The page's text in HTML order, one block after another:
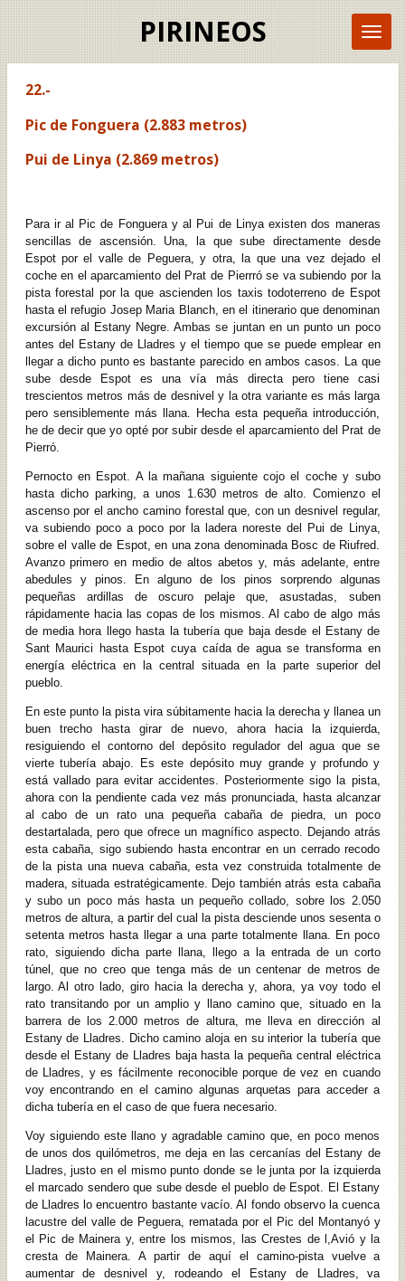
PIRINEOS
22.-
Pic de Fonguera (2.883 metros)
Pui de Linya (2.869 metros)
Para ir al Pic de Fonguera y al Pui de Linya existen dos maneras
sencillas de ascensión. Una, la que sube directamente desde
Espot por el valle de Peguera, y otra, la que una vez dejado el
coche en el aparcamiento del Prat de Pierrró se va subiendo por la
pista forestal por la que ascienden los taxis todoterreno de Espot
hasta el refugio Josep Maria Blanch, en el itinerario que denominan
excursión al Estany Negre. Ambas se juntan en un punto un poco
antes del Estany de Lladres y el tiempo que se puede emplear en
llegar a dicho punto es bastante parecido en ambos casos. La que
sube desde Espot es una vía más directa pero tiene casi
trescientos metros más de desnivel y la otra variante es más larga
pero sensiblemente más llana. Hecha esta pequeña introducción,
he de decir que yo opté por subir desde el aparcamiento del Prat de
Pierró.
Pernocto en Espot. A la mañana siguiente cojo el coche y subo
hasta dicho parking, a unos 1.630 metros de alto. Comienzo el
ascenso por el ancho camino forestal que, con un desnivel regular,
va subiendo poco a poco por la ladera noreste del Pui de Linya,
sobre el valle de Espot, en una zona denominada Bosc de Riufred.
Avanzo primero en medio de altos abetos y, más adelante, entre
abedules y pinos. En alguno de los pinos sorprendo algunas
pequeñas ardillas de oscuro pelaje que, asustadas, suben
rápidamente hacia las copas de los mismos. Al cabo de algo más
de media hora llego hasta la tubería que baja desde el Estany de
Sant Maurici hasta Espot cuya caída de agua se transforma en
energía eléctrica en la central situada en la parte superior del
pueblo.
En este punto la pista vira súbitamente hacia la derecha y llanea un
buen trecho hasta girar de nuevo, ahora hacia la izquierda,
resiguiendo el contorno del depósito regulador del agua que se
vierte tubería abajo. Es este depósito muy grande y profundo y
está vallado para evitar accidentes. Posteriormente sigo la pista,
ahora con la pendiente cada vez más pronunciada, hasta alcanzar
al cabo de un rato una pequeña cabaña de piedra, un poco
destartalada, pero que ofrece un magnífico aspecto. Dejando atrás
esta cabaña, sigo subiendo hasta encontrar en un cerrado recodo
de la pista una nueva cabaña, esta vez construida totalmente de
madera, situada estratégicamente. Dejo también atrás esta cabaña
y subo un poco más hasta un pequeño collado, sobre los 2.050
metros de altura, a partir del cual la pista desciende unos sesenta o
setenta metros hasta llegar a una parte totalmente llana. En poco
rato, siguiendo dicha parte llana, llego a la entrada de un corto
túnel, que no creo que tenga más de un centenar de metros de
largo. Al otro lado, giro hacia la derecha y, ahora, ya voy todo el
rato transitando por un amplio y llano camino que, situado en la
barrera de los 2.000 metros de altura, me lleva en dirección al
Estany de Lladres. Dicho camino aloja en su interior la tubería que
desde el Estany de Lladres baja hasta la pequeña central eléctrica
de Lladres, y es fácilmente reconocible porque de vez en cuando
voy encontrando en el camino algunas arquetas para acceder a
dicha tubería en el caso de que fuera necesario.
Voy siguiendo este llano y agradable camino que, en poco menos
de unos dos quilómetros, me deja en las cercanías del Estany de
Lladres, justo en el mismo punto donde se le junta por la izquierda
el marcado sendero que sube desde el pueblo de Espot. El Estany
de Lladres lo encuentro bastante vacío. Al fondo observo la cuenca
lacustre del valle de Peguera, rematada por el Pic del Montanyó y
el Pic de Mainera y, entre los mismos, las Crestes de l,Avió y la
cresta de Mainera. A partir de aquí el camino-pista vuelve a
aumentar de desnivel y, rodeando el Estany de Lladres, va